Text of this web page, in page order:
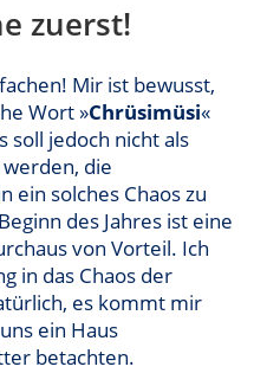
zuerst!
Mir ist bewusst,
Wort »Chrüsimüsi«
soll jedoch nicht als
die
ein solches Chaos zu
des Jahres ist eine
von Vorteil. Ich
in das Chaos der
es kommt mir
ein Haus
betachten.